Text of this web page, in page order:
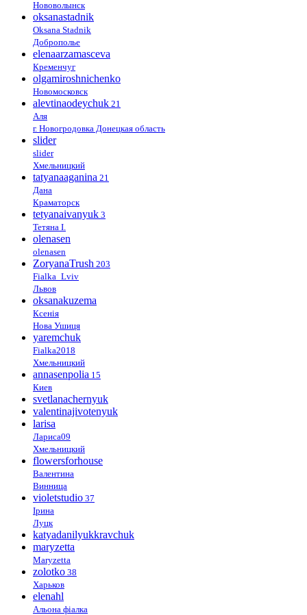
Нововолынск
oksanastadnik
Oksana Stadnik
Доброполье
elenaarzamasceva
Кременчуг
olgamiroshnichenko
Новомосковск
alevtinaodeychuk 21
Аля
г. Новогродовка Донецкая область
slider
slider
Хмельницкий
tatyanaaganina 21
Дана
Краматорск
tetyanaivanyuk 3
Тетяна І.
olenasen
olenasen
ZoryanaTrush 203
Fialka_Lviv
Львов
oksanakuzema
Ксенія
Нова Ушиця
yaremchuk
Fialka2018
Хмельницкий
annasenpolia 15
Киев
svetlanachernyuk
valentinajivotenyuk
larisa
Лариса09
Хмельницкий
flowersforhouse
Валентина
Винница
violetstudio 37
Ірина
Луцк
katyadanilyukkravchuk
maryzetta
Maryzetta
zolotko 38
Харьков
elenahl
Альона фіалка